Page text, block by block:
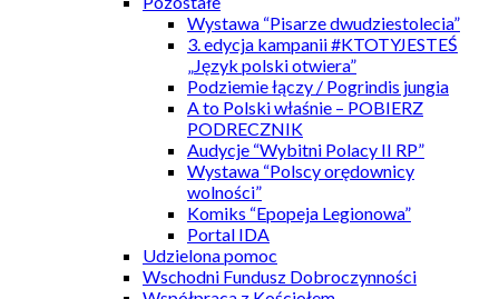
Wystawa “Pisarze dwudziestolecia”
3. edycja kampanii #KTOTYJESTEŚ
„Język polski otwiera”
Podziemie łączy / Pogrindis jungia
A to Polski właśnie – POBIERZ
PODRECZNIK
Audycje “Wybitni Polacy II RP”
Wystawa “Polscy orędownicy
wolności”
Komiks “Epopeja Legionowa”
Portal IDA
Udzielona pomoc
Wschodni Fundusz Dobroczynności